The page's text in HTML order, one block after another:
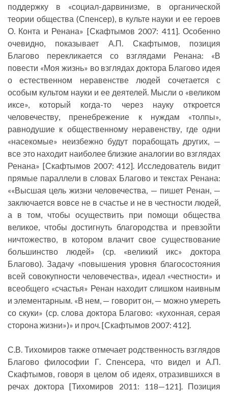
поддержку в «социал-дарвинизме, в органической
теории общества (Спенсер), в культе науки и ее героев
О. Конта и Ренана» [Скафтымов 2007: 411]. Особенно
очевидно, показывает А.П. Скафтымов, позиция
Благово перекликается со взглядами Ренана: «В
повести «Моя жизнь» во взглядах доктора Благово идея
о естественном неравенстве людей сочетается с
особым культом науки и ее деятелей. Мысли о «великом
иксе», который когда-то через науку откроется
человечеству, пренебрежение к нуждам «толпы»,
равнодушие к общественному неравенству, где одни
«насекомые» неизбежно будут порабощать других, —
все это находит наиболее близкие аналогии во взглядах
Ренана» [Скафтымов 2007: 412]. Исследователь видит
прямые параллели в словах Благово и текстах Ренана:
««Высшая цель жизни человечества, — пишет Ренан, —
заключается вовсе не в счастье и не в честности людей,
а в том, чтобы осуществить при помощи общества
великое, чтобы достигнуть благородства и превзойти
ничтожество, в котором влачит свое существование
большинство людей» (ср. «великий икс» доктора
Благово). Задачу «повышения уровня благосостояния
всей совокупности человечества», идеал «честности» и
всеобщего «счастья» Ренан находит слишком наивным
и элементарным. «В нем, — говорит он, — можно умереть
со скуки» (ср. слова доктора Благово: «кухонная, серая
сторона жизни»)» и проч. [Скафтымов 2007: 412].
С.В. Тихомиров также отмечает родственность взглядов
Благово философии Г. Спенсера, что видел и А.П.
Скафтымов, говоря в целом об идеях, отразившихся в
речах доктора [Тихомиров 2011: 118—121]. Позиция